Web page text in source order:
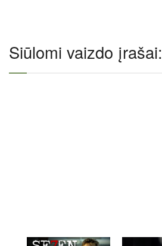
Siūlomi vaizdo įrašai: